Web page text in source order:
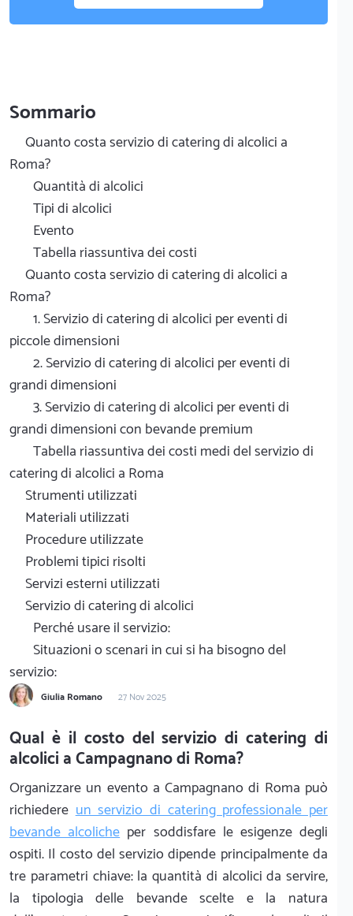
Sommario
Quanto costa servizio di catering di alcolici a
Roma?
Quantità di alcolici
Tipi di alcolici
Evento
Tabella riassuntiva dei costi
Quanto costa servizio di catering di alcolici a
Roma?
1. Servizio di catering di alcolici per eventi di
piccole dimensioni
2. Servizio di catering di alcolici per eventi di
grandi dimensioni
3. Servizio di catering di alcolici per eventi di
grandi dimensioni con bevande premium
Tabella riassuntiva dei costi medi del servizio di
catering di alcolici a Roma
Strumenti utilizzati
Materiali utilizzati
Procedure utilizzate
Problemi tipici risolti
Servizi esterni utilizzati
Servizio di catering di alcolici
Perché usare il servizio:
Situazioni o scenari in cui si ha bisogno del
servizio:
Giulia Romano 27 Nov 2025
Qual è il costo del servizio di catering di
alcolici a Campagnano di Roma?
Organizzare un evento a Campagnano di Roma può
richiedereun servizio di catering professionale per
bevande alcolicheper soddisfare le esigenze degli
ospiti. Il costo del servizio dipende principalmente da
tre parametri chiave: la quantità di alcolici da servire,
la tipologia delle bevande scelte e la natura